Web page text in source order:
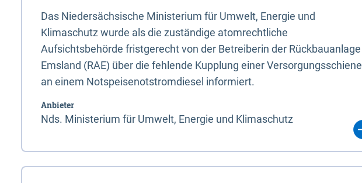
Das Niedersächsische Ministerium für Umwelt, Energie und
Klimaschutz wurde als die zuständige atomrechtliche
Aufsichtsbehörde fristgerecht von der Betreiberin der Rückbauanlage
Emsland (RAE) über die fehlende Kupplung einer Versorgungsschiene
an einem Notspeisenotstromdiesel informiert.
Anbieter
Nds. Ministerium für Umwelt, Energie und Klimaschutz